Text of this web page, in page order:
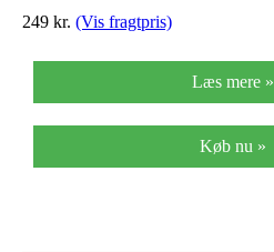
249 kr. (Vis fragtpris)
Læs mere »
Køb nu »